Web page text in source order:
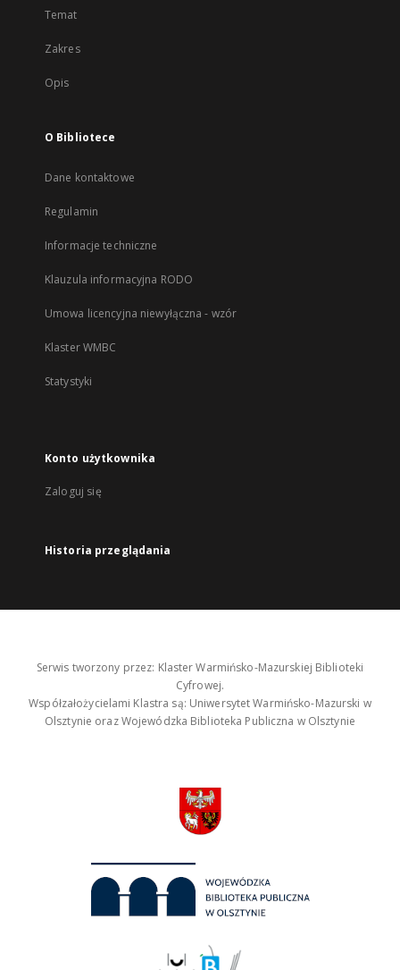
Temat
Zakres
Opis
O Bibliotece
Dane kontaktowe
Regulamin
Informacje techniczne
Klauzula informacyjna RODO
Umowa licencyjna niewyłączna - wzór
Klaster WMBC
Statystyki
Konto użytkownika
Zaloguj się
Historia przeglądania
Serwis tworzony przez: Klaster Warmińsko-Mazurskiej Biblioteki
Cyfrowej.
Współzałożycielami Klastra są: Uniwersytet Warmińsko-Mazurski w
Olsztynie oraz Wojewódzka Biblioteka Publiczna w Olsztynie